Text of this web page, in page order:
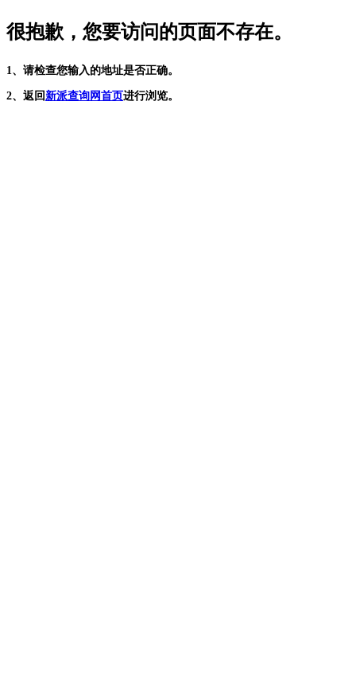
很抱歉，您要访问的页面不存在。
1、请检查您输入的地址是否正确。
2、返回新派查询网首页进行浏览。